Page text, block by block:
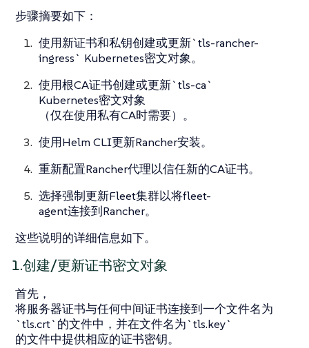
步骤摘要如下：
使用新证书和私钥创建或更新`tls-rancher-
ingress` Kubernetes密文对象。
使用根CA证书创建或更新`tls-ca`
Kubernetes密文对象
（仅在使用私有CA时需要）。
使用Helm CLI更新Rancher安装。
重新配置Rancher代理以信任新的CA证书。
选择强制更新Fleet集群以将fleet-
agent连接到Rancher。
这些说明的详细信息如下。
1.创建/更新证书密文对象
首先，
将服务器证书与任何中间证书连接到一个文件名为
`tls.crt`的文件中，并在文件名为`tls.key`
的文件中提供相应的证书密钥。